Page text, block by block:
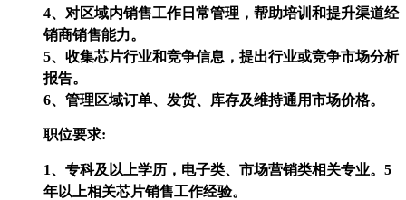
4、对区域内销售工作日常管理，帮助培训和提升渠道经
销商销售能力。
5、收集芯片行业和竞争信息，提出行业或竞争市场分析
报告。
6、管理区域订单、发货、库存及维持通用市场价格。
职位要求:
1、专科及以上学历，电子类、市场营销类相关专业。5
年以上相关芯片销售工作经验。